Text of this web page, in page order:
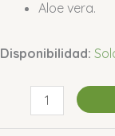
Aloe vera.
Disponibilidad: